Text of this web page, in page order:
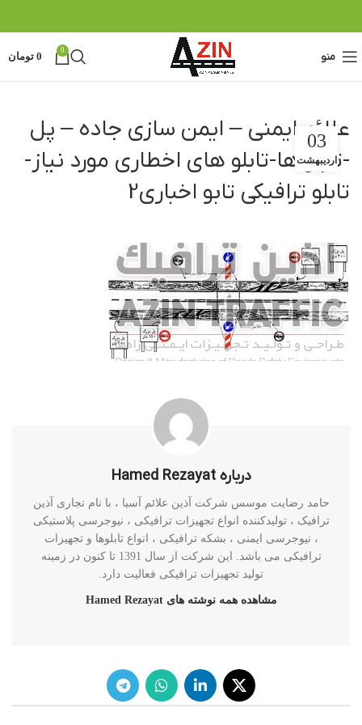
منو 0
0 تومان
علائم ایمنی – ایمن سازی جاده – پل
-تابلو ها-تابلو های اخطاری مورد نیاز-
تابلو ترافیکی تابو اخباری2
03
اردیبهشت
درباره Hamed Rezayat
حامد رضایت موسس شرکت آذین علائم آسیا ، با نام تجاری آذین
ترافیک ، تولیدکننده انواع تجهیزات ترافیکی ، نیوجرسی پلاستیکی
، نیوجرسی ایمنی ، بشکه ترافیکی ، انواع تابلوها و تجهیزات
ترافیکی می باشد. این شرکت از سال 1391 تا کنون در زمینه
تولید تجهیزات ترافیکی فعالیت دارد.
مشاهده همه نوشته های Hamed Rezayat